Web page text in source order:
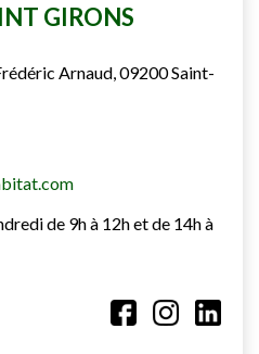
GIRONS
Arnaud, 09200 Saint-
de 9h à 12h et de 14h à